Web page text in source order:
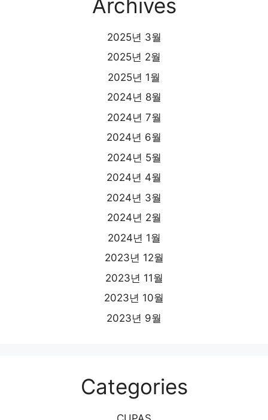
Archives
2025년 3월
2025년 2월
2025년 1월
2024년 8월
2024년 7월
2024년 6월
2024년 5월
2024년 4월
2024년 3월
2024년 2월
2024년 1월
2023년 12월
2023년 11월
2023년 10월
2023년 9월
Categories